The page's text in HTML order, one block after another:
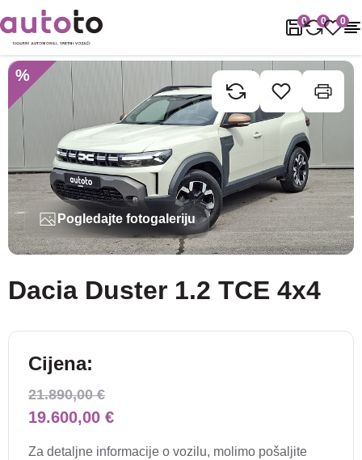
0 0 0
Naslovnica Rabljena vozila Dacia Duster 1.2
%
Pogledajte fotogaleriju
Dacia Duster 1.2 TCE 4x4
Cijena:
21.890,00 €
19.600,00 €
Za detaljne informacije o vozilu, molimo pošaljite